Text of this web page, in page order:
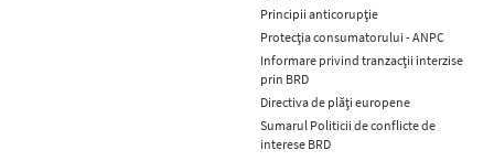
Principii anticorupţie
Protecţia consumatorului - ANPC
Informare privind tranzacții interzise
prin BRD
Directiva de plăți europene
Sumarul Politicii de conflicte de
interese BRD